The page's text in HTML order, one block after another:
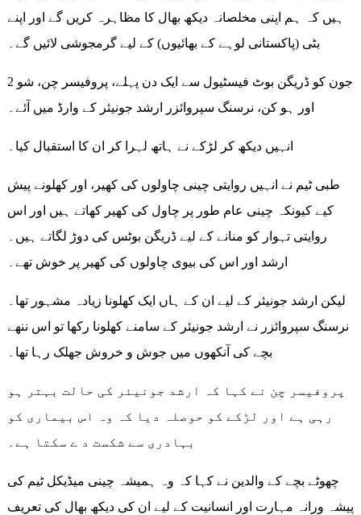
ہیں کہ ہم اپنی مخلصانہ دیکھ بھال کا مظاہرہ کریں گے اور اپنے
بٹی (پاکستانی لوہے کے بھائیوں) کے لیے گرمجوشی لائیں گے۔
2 جون کو ڈریگن بوٹ فیسٹیول سے ایک دن پہلے، پروفیسر چن، شو
اور ہو کن، نرسنگ سپروائزر ارشد جونیئر کے وارڈ میں آئے۔
انہیں دیکھ کر لڑکے نے ہاتھ لہرا کر ان کا استقبال کیا۔
طبی ٹیم نے انہیں روایتی چینی چاولوں کی کھیر، اور کھلونے پیش
کیے کیونکہ چینی عام طور پر چاول کی کھیر کھاتے ہیں اور اس
روایتی تہوار کو منانے کے لیے ڈریگن بوٹس کی دوڑ لگاتے ہیں۔
ارشد اور اس کی بیوی چاولوں کی کھیر پر خوش تھے۔
لیکن ارشد جونیئر کے لیے ان کے ہاں ایک کھلونا زیادہ مشہور تھا۔
نرسنگ سپروائزر نے ارشد جونیئر کے سامنے کھلونا رکھا تو اس ننھے
بچے کی آنکھوں میں جوش و خروش جھلک رہا تھا۔
پروفیسر چن نے کہا کہ ارشد جونیئر کی حالت بہتر ہو
رہی ہے اور لڑکے کو حوصلہ دیا کہ وہ اس بیماری کو
بہادری سے شکست د ے سکتا ہے۔
چھوٹے بچے کے والدین نے کہا کہ وہ ہمیشہ چینی میڈیکل ٹیم کی
پیشہ ورانہ مہارت اور انسانیت کے لیے ان کی دیکھ بھال کی تعریف